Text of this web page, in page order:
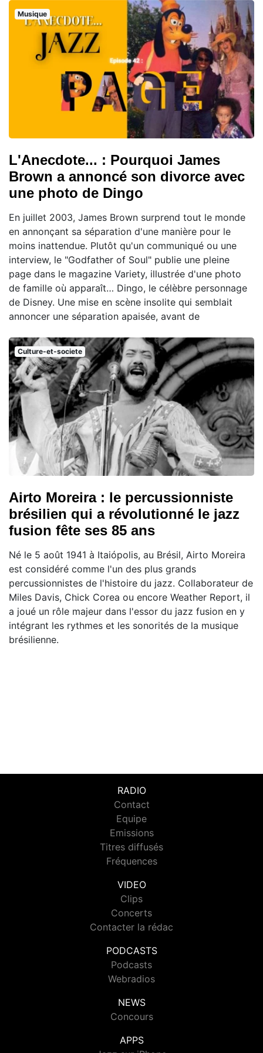
Musique
L'Anecdote... : Pourquoi James
Brown a annoncé son divorce avec
une photo de Dingo
En juillet 2003, James Brown surprend tout le monde
en annonçant sa séparation d'une manière pour le
moins inattendue. Plutôt qu'un communiqué ou une
interview, le "Godfather of Soul" publie une pleine
page dans le magazine Variety, illustrée d'une photo
de famille où apparaît… Dingo, le célèbre personnage
de Disney. Une mise en scène insolite qui semblait
annoncer une séparation apaisée, avant de
Culture-et-societe
Airto Moreira : le percussionniste
brésilien qui a révolutionné le jazz
fusion fête ses 85 ans
Né le 5 août 1941 à Itaiópolis, au Brésil, Airto Moreira
est considéré comme l'un des plus grands
percussionnistes de l'histoire du jazz. Collaborateur de
Miles Davis, Chick Corea ou encore Weather Report, il
a joué un rôle majeur dans l'essor du jazz fusion en y
intégrant les rythmes et les sonorités de la musique
brésilienne.
RADIO
Contact
Equipe
Emissions
Titres diffusés
Fréquences
VIDEO
Clips
Concerts
Contacter la rédac
PODCASTS
Podcasts
Webradios
NEWS
Concours
APPS